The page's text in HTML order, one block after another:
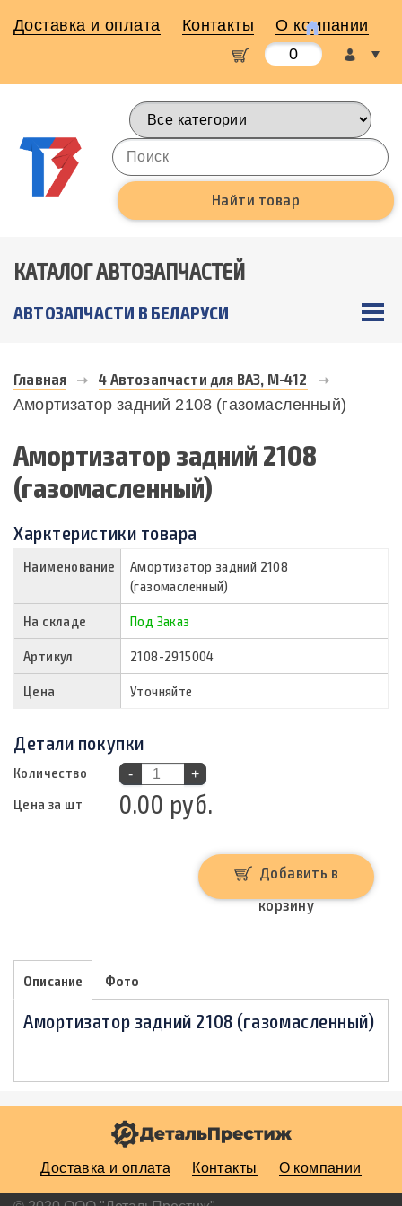
Доставка и оплата Контакты
О компании
0
КАТАЛОГ АВТОЗАПЧАСТЕЙ
АВТОЗАПЧАСТИ В БЕЛАРУСИ
Главная 4 Автозапчасти для ВАЗ, М-412
Амортизатор задний 2108 (газомасленный)
Амортизатор задний 2108
(газомасленный)
Харктеристики товара
Наименование
Амортизатор задний 2108
(газомасленный)
На складе Под Заказ
Артикул 2108-2915004
Цена Уточняйте
Детали покупки
Количество - +
Цена за шт 0.00 руб.
Добавить в
корзину
Описание Фото
Амортизатор задний 2108 (газомасленный)
Доставка и оплата Контакты О компании